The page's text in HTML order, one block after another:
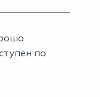
по